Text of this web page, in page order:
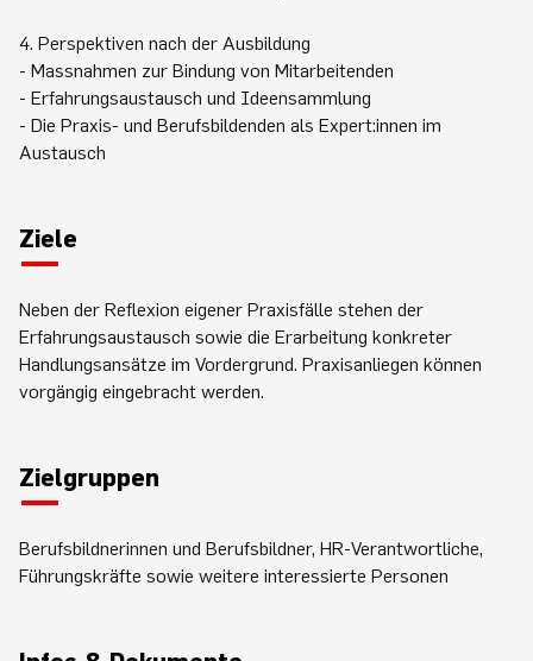
4. Perspektiven nach der Ausbildung
- Massnahmen zur Bindung von Mitarbeitenden
- Erfahrungsaustausch und Ideensammlung
- Die Praxis- und Berufsbildenden als Expert:innen im
Austausch
Ziele
Neben der Reflexion eigener Praxisfälle stehen der
Erfahrungsaustausch sowie die Erarbeitung konkreter
Handlungsansätze im Vordergrund. Praxisanliegen können
vorgängig eingebracht werden.
Zielgruppen
Berufsbildnerinnen und Berufsbildner, HR-Verantwortliche,
Führungskräfte sowie weitere interessierte Personen